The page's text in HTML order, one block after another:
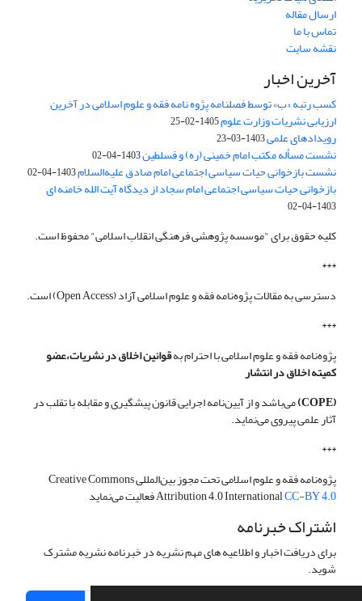
ارسال مقاله
تماس با ما
نقشه سایت
آخرین اخبار
کسب رتبه «ب» توسط فصلنامه پژوه نامه فقه و علوم اسلامی در آخرین
ارزیابی نشریات وزارت علوم1405-02-25
رویدادهای علمی1403-03-23
نشست مسأله مکتب امام خمینی (ره) و فسلطین1403-04-02
نشست بازخوانی حیات سیاسی اجتماعی امام صادق علیه‌السلام1403-04-02
بازخوانی حیات سیاسی اجتماعی امام سجاد از دیدگاه آیت الله خامنه ای
1403-04-02
کلیه حقوق برای "موسسه پژوهشی فرهنگی انقلاب اسلامی" محفوظ است.
***
دسترسی به مقالات پژوه‌نامه فقه و علوم اسلامی آزاد (Open Access) است.
***
پژوه‌نامه فقه و علوم اسلامی با احترام بهقوانین اخلاق در نشریات،عضو
کمیته اخلاق در انتشار
(COPE)
می‌باشد و از آیین‌نامه اجرایی قانون پیشگیری و مقابله با تقلب در
آثار علمی پیروی می‌نماید.
***
پژوه‌نامه فقه و علوم اسلامی تحت مجوز بین‌المللی Creative Commons
Attribution 4.0 InternationalCC-BY 4.0 فعالیت می‌نماید
اشتراک خبرنامه
برای دریافت اخبار و اطلاعیه های مهم نشریه در خبرنامه نشریه مشترک
شوید.